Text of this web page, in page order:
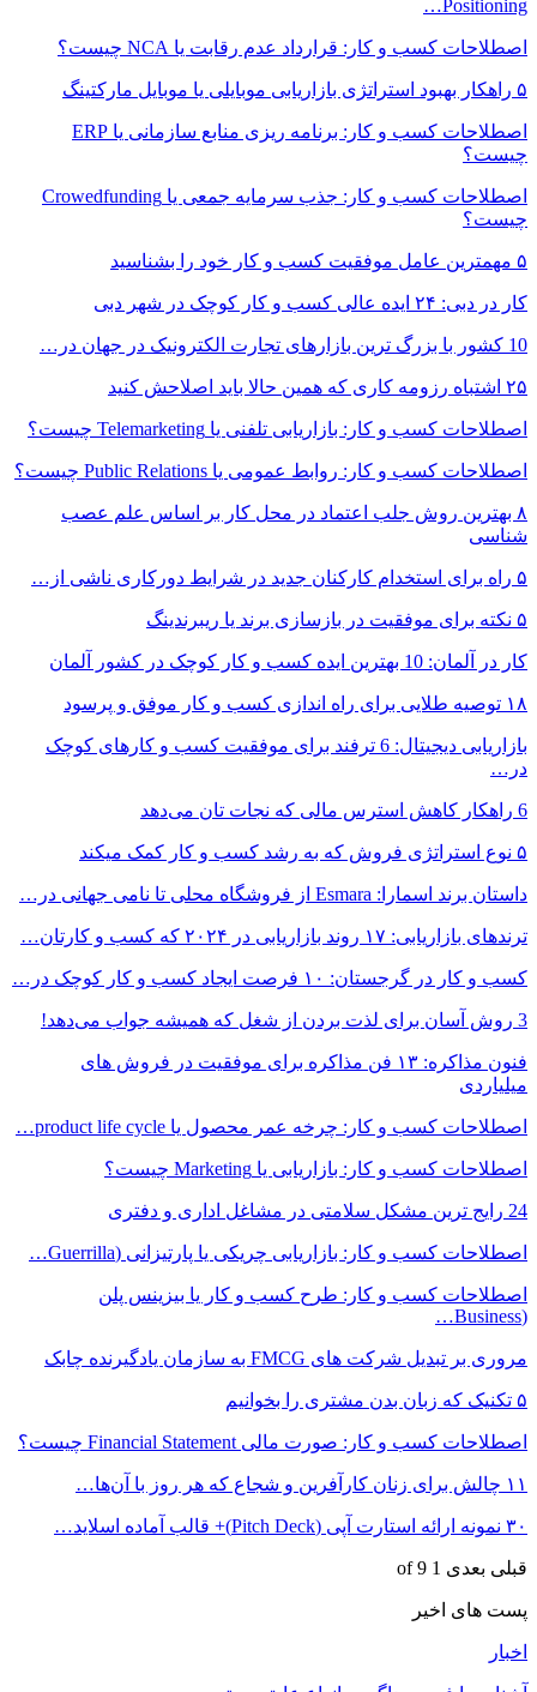
Positioning…
اصطلاحات کسب و کار: قرارداد عدم‌ رقابت یا NCA چیست؟
۵ راهکار بهبود استراتژی بازاریابی موبایلی یا موبایل مارکتینگ
اصطلاحات کسب و کار: برنامه ریزی منابع سازمانی یا ERP
چیست؟
اصطلاحات کسب و کار: جذب سرمایه‌ جمعی یا Crowedfunding
چیست؟
۵ مهمترین عامل موفقیت کسب و کار خود را بشناسید
کار در دبی: ۲۴ ایده عالی کسب و کار کوچک در شهر دبی
10 کشور با بزرگ ترین بازارهای تجارت الکترونیک در جهان در…
۲۵ اشتباه رزومه کاری که همین حالا باید اصلاحش کنید
اصطلاحات کسب و کار: بازاریابی تلفنی یا Telemarketing چیست؟
اصطلاحات کسب و کار: روابط عمومی یا Public Relations چیست؟
۸ بهترین روش جلب اعتماد در محل کار بر اساس علم عصب
شناسی
۵ راه برای استخدام کارکنان جدید در شرایط دورکاری ناشی از…
۵ نکته برای موفقیت در بازسازی برند یا ریبرندینگ
کار در آلمان: 10 بهترین ایده کسب و کار کوچک در کشور آلمان
۱۸ توصیه طلایی برای راه اندازی کسب و کار موفق و پرسود
بازاریابی دیجیتال: 6 ترفند برای موفقیت کسب و کارهای کوچک
در…
6 راهکار کاهش استرس مالی که نجات تان می‌دهد
۵ نوع استراتژی فروش که به رشد کسب و کار کمک میکند
داستان برند اسمارا: Esmara از فروشگاه محلی تا نامی جهانی در…
ترندهای بازاریابی: ۱۷ روند بازاریابی در ۲۰۲۴ که کسب و کارتان…
کسب و کار در گرجستان: ۱۰ فرصت ایجاد کسب و کار کوچک در…
3 روش آسان برای لذت بردن از شغل که همیشه جواب می‌دهد!
فنون مذاکره: ۱۳ فن مذاکره برای موفقیت در فروش های
میلیاردی
اصطلاحات کسب و کار: چرخه عمر محصول یا product life cycle…
اصطلاحات کسب و کار: بازاریابی یا Marketing چیست؟
24 رایج ترین مشکل سلامتی در مشاغل اداری و دفتری
اصطلاحات کسب و کار: بازاریابی چریکی یا پارتیزانی (Guerrilla…
اصطلاحات کسب و کار: طرح کسب و کار یا بیزینس پلن
(Business…
مروری بر تبدیل شرکت های FMCG به سازمان یادگیرنده چابک
۵ تکنیک که زبان بدن مشتری را بخوانیم
اصطلاحات کسب و کار: صورت مالی Financial Statement چیست؟
۱۱ چالش برای زنان کارآفرین و شجاع که هر روز با آن‌ها…
۳۰ نمونه ارائه استارت آپی (Pitch Deck)+ قالب آماده اسلاید…
قبلی بعدی 1 of 9
پست های اخیر
اخبار